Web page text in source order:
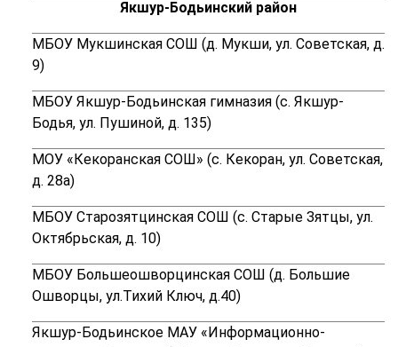
Якшур-Бодьинский район
МБОУ Мукшинская СОШ (д. Мукши, ул. Советская, д.
9)
МБОУ Якшур-Бодьинская гимназия (с. Якшур-
Бодья, ул. Пушиной, д. 135)
МОУ «Кекоранская СОШ» (с. Кекоран, ул. Советская,
д. 28а)
МБОУ Старозятцинская СОШ (с. Старые Зятцы, ул.
Октябрьская, д. 10)
МБОУ Большеошворцинская СОШ (д. Большие
Ошворцы, ул.Тихий Ключ, д.40)
Якшур-Бодьинское МАУ «Информационно-